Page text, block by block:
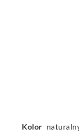
Kolor